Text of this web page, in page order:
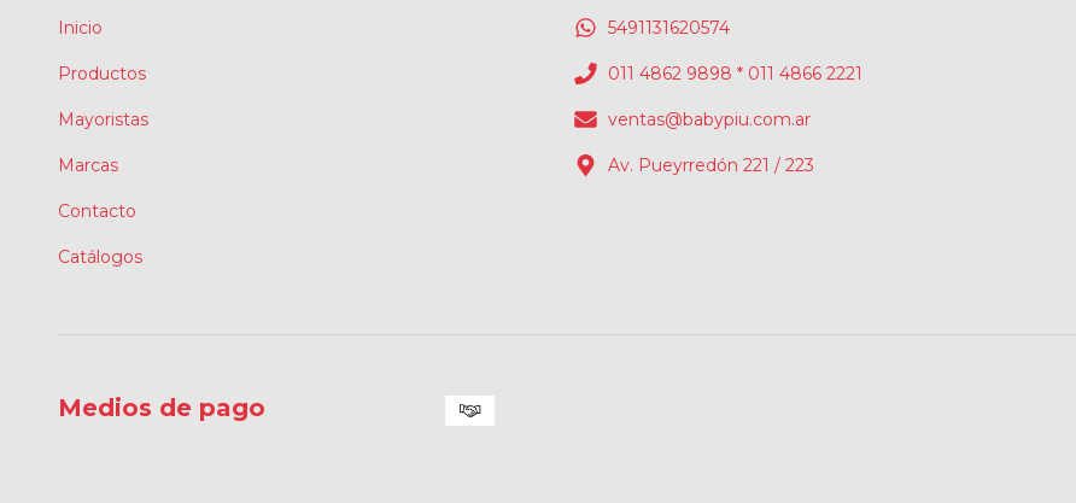
Inicio
Productos
Mayoristas
Marcas
Contacto
Catálogos
5491131620574
011 4862 9898 * 011 4866 2221
ventas@babypiu.com.ar
Av. Pueyrredón 221 / 223
Medios de pago